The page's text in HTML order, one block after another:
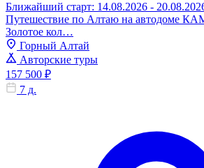
Ближайший старт: 14.08.2026 -
Путешествие по Алтаю на автодоме
Золотое кол…
Горный Алтай
Авторские туры
157 500 ₽
7 д.